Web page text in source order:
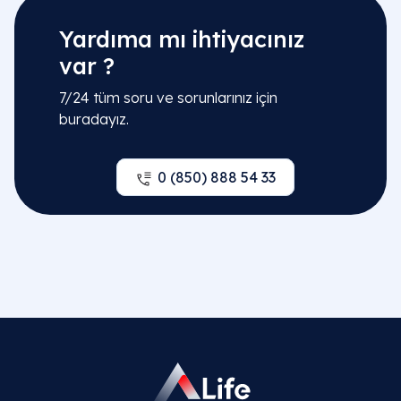
Yardıma mı ihtiyacınız
var ?
7/24 tüm soru ve sorunlarınız için
buradayız.
0 (850) 888 54 33